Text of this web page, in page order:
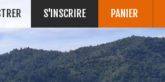
S'INSCRIRE PANIER